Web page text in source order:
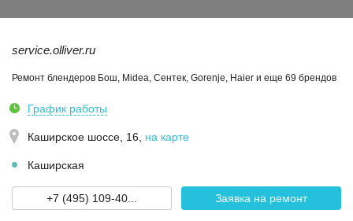
service.olliver.ru
Ремонт блендеров Бош, Midea, Сентек, Gorenje, Haier и еще 69 брендов
График работы
Каширское шоссе, 16 на карте
Каширская
+7 (495) 109-40... Заявка на ремонт